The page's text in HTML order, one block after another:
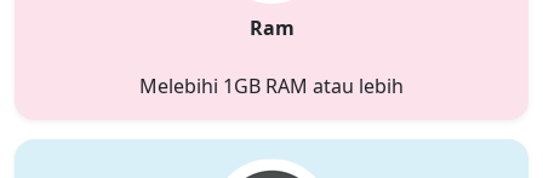
Ram
Melebihi 1GB RAM atau lebih